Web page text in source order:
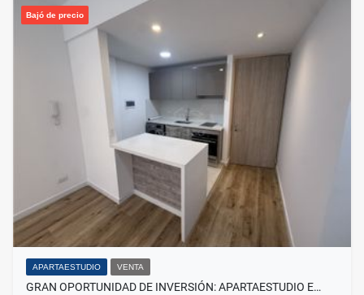
Bajó de precio
APARTAESTUDIO VENTA
GRAN OPORTUNIDAD DE INVERSIÓN: APARTAESTUDIO E…